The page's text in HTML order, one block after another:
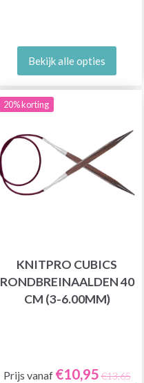
Bekijk alle opties
20% korting
KNITPRO CUBICS
RONDBREINAALDEN 40
CM (3-6.00MM)
Prijs vanaf €10,95 €13,65